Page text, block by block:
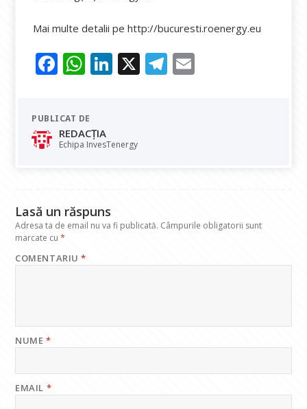
Mai multe detalii pe http://bucuresti.roenergy.eu
F
e
b
o
W
at
s
A
Li
dI
X T
PUBLICAT DE
REDACȚIA
Echipa InvesTenergy
Lasă un răspuns
Adresa ta de email nu va fi publicată. Câmpurile obligatorii sunt
marcate cu*
COMENTARIU*
NUME*
EMAIL *